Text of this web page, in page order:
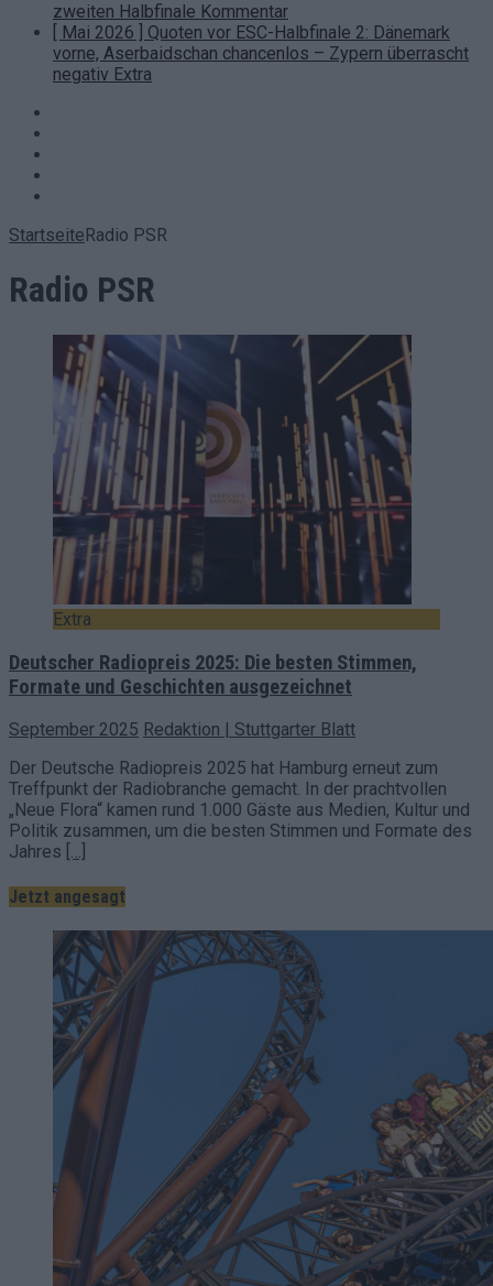
zweiten Halbfinale Kommentar
[ Mai 2026 ] Quoten vor ESC-Halbfinale 2: Dänemark
vorne, Aserbaidschan chancenlos – Zypern überrascht
negativ Extra
StartseiteRadio PSR
Radio PSR
Extra
Deutscher Radiopreis 2025: Die besten Stimmen,
Formate und Geschichten ausgezeichnet
September 2025 Redaktion | Stuttgarter Blatt
Der Deutsche Radiopreis 2025 hat Hamburg erneut zum
Treffpunkt der Radiobranche gemacht. In der prachtvollen
„Neue Flora“ kamen rund 1.000 Gäste aus Medien, Kultur und
Politik zusammen, um die besten Stimmen und Formate des
Jahres […]
Jetzt angesagt